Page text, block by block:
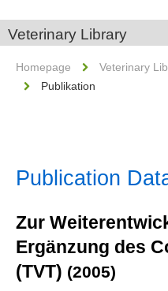
Veterinary Library
Homepage Veterinary
Publikation
Publication
Zur
Ergänzung des
(TVT) (2005)